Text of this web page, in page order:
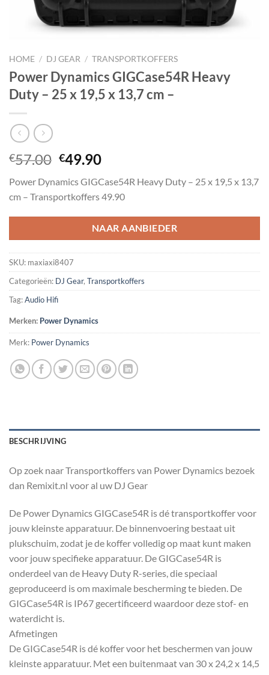
HOME / DJ GEAR / TRANSPORTKOFFERS
Power Dynamics GIGCase54R Heavy
Duty – 25 x 19,5 x 13,7 cm –
€57.00 Oorspronkelijke
was:
€57.00.
€49.90Huidige
is:
€49.90.
Power Dynamics GIGCase54R Heavy Duty – 25 x 19,5 x 13,7
cm – Transportkoffers 49.90
NAAR AANBIEDER
SKU: maxiaxi8407
Categorieën: DJ Gear, Transportkoffers
Tag:Audio Hifi
Merken: Power Dynamics
Merk: Power Dynamics
BESCHRIJVING
Op zoek naar Transportkoffers van Power Dynamics bezoek
dan Remixit.nl voor al uw DJ Gear
De Power Dynamics GIGCase54R is dé transportkoffer voor
jouw kleinste apparatuur. De binnenvoering bestaat uit
plukschuim, zodat je de koffer volledig op maat kunt maken
voor jouw specifieke apparatuur. De GIGCase54R is
onderdeel van de Heavy Duty R-series, die speciaal
geproduceerd is om maximale bescherming te bieden. De
GIGCase54R is IP67 gecertificeerd waardoor deze stof- en
waterdicht is.
Afmetingen
De GIGCase54R is dé koffer voor het beschermen van jouw
kleinste apparatuur. Met een buitenmaat van 30 x 24,2 x 14,5